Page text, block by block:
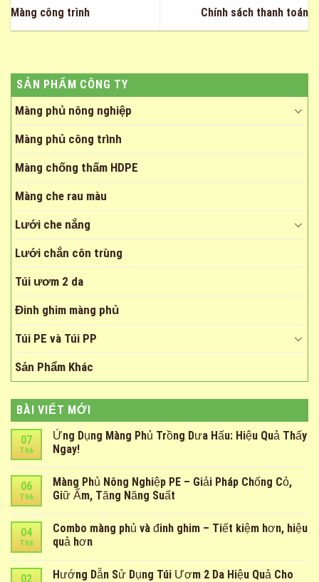
Màng công trình Chính sách thanh toán
SẢN PHẨM CÔNG TY
Màng phủ nông nghiệp
Màng phủ công trình
Màng chống thấm HDPE
Màng che rau màu
Lưới che nắng
Lưới chắn côn trùng
Túi ươm 2 da
Đinh ghim màng phủ
Túi PE và Túi PP
Sản Phẩm Khác
BÀI VIẾT MỚI
07
Th6
Ứng Dụng Màng Phủ Trồng Dưa Hấu: Hiệu Quả Thấy
Ngay!
06
Th6
Màng Phủ Nông Nghiệp PE – Giải Pháp Chống Cỏ,
Giữ Ẩm, Tăng Năng Suất
04
Th6
Combo màng phủ và đinh ghim – Tiết kiệm hơn, hiệu
quả hơn
02
Hướng Dẫn Sử Dụng Túi Ươm 2 Da Hiệu Quả Cho